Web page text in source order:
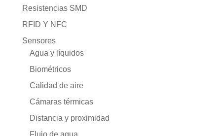
Resistencias SMD
RFID Y NFC
Sensores
Agua y líquidos
Biométricos
Calidad de aire
Cámaras térmicas
Distancia y proximidad